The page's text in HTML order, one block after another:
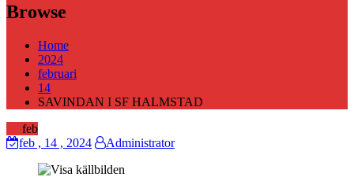
Browse
Home
2024
februari
14
SAVINDAN I SF HALMSTAD
feb
feb , 14 , 2024 Administrator